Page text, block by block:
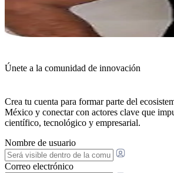
Únete a la comunidad de innovación
Crea tu cuenta para formar parte del
México y conectar con actores clave que
científico, tecnológico y empresarial.
Nombre de usuario
Correo electrónico